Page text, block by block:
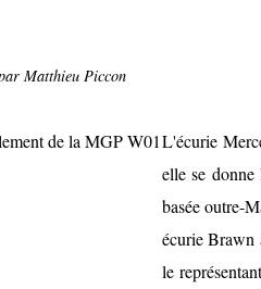
Matthieu Piccon
L'écurie
elle se donne
basée outre-
écurie Brawn
le